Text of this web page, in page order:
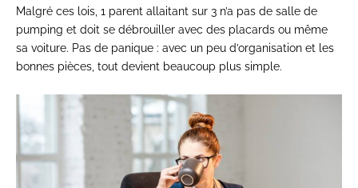
Malgré ces lois, 1 parent allaitant sur 3 n’a pas de salle de
pumping et doit se débrouiller avec des placards ou même
sa voiture. Pas de panique : avec un peu d’organisation et les
bonnes pièces, tout devient beaucoup plus simple.